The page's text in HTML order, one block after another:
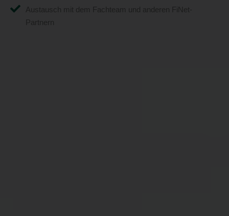
Austausch mit dem Fachteam und anderen FiNet-
Partnern